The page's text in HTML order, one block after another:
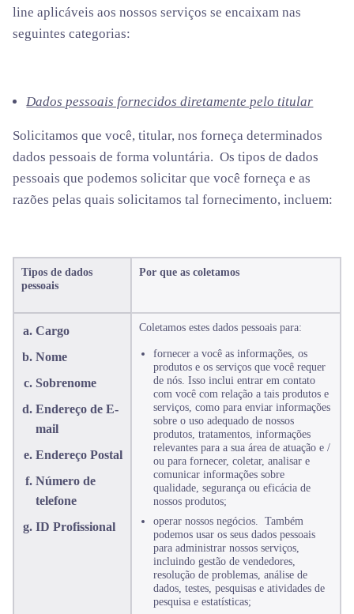
line aplicáveis aos nossos serviços se encaixam nas
seguintes categorias:
Dados pessoais fornecidos diretamente pelo titular
Solicitamos que você, titular, nos forneça determinados
dados pessoais de forma voluntária. Os tipos de dados
pessoais que podemos solicitar que você forneça e as
razões pelas quais solicitamos tal fornecimento, incluem:
Tipos de dados
pessoais
Por que as coletamos
Cargo
Nome
Sobrenome
Endereço de E-
mail
Endereço Postal
Número de
telefone
ID Profissional
Coletamos estes dados pessoais para:
fornecer a você as informações, os
produtos e os serviços que você requer
de nós. Isso inclui entrar em contato
com você com relação a tais produtos e
serviços, como para enviar informações
sobre o uso adequado de nossos
produtos, tratamentos, informações
relevantes para a sua área de atuação e /
ou para fornecer, coletar, analisar e
comunicar informações sobre
qualidade, segurança ou eficácia de
nossos produtos;
operar nossos negócios. Também
podemos usar os seus dados pessoais
para administrar nossos serviços,
incluindo gestão de vendedores,
resolução de problemas, análise de
dados, testes, pesquisas e atividades de
pesquisa e estatísticas;